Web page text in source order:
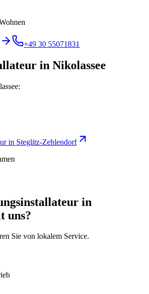
+49 30 55071831
in Nikolassee
:
in Steglitz-Zehlendorf
in
uns?
Sie von lokalem Service.